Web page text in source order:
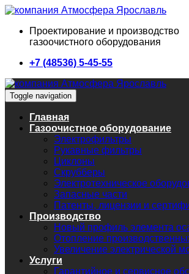
Проектирование и производство
газоочистного оборудования
+7 (48536) 5-45-55
Toggle navigation
Главная
Газоочистное оборудование
Электрофильтры
Рукавные фильтры
Циклоны
Скрубберы
Электротехническое
Запасные части
Патенты, лицензии и
Производство
Новый профиль элемента
Отопление
Увеличение электрической
Услуги
Гарантийное и сервисное